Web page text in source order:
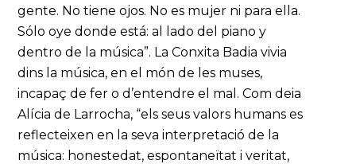
gente. No tiene ojos. No es mujer ni para ella.
Sólo oye donde está: al lado del piano y
dentro de la música”. La Conxita Badia vivia
dins la música, en el món de les muses,
incapaç de fer o d’entendre el mal. Com deia
Alícia de Larrocha, “els seus valors humans es
reflecteixen en la seva interpretació de la
música: honestedat, espontaneïtat i veritat,